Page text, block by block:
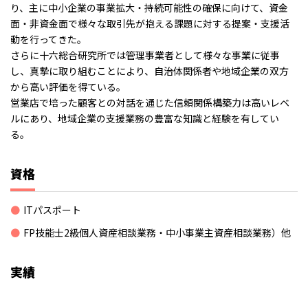
り、主に中小企業の事業拡大・持続可能性の確保に向けて、資金
面・非資金面で様々な取引先が抱える課題に対する提案・支援活
動を行ってきた。
さらに十六総合研究所では管理事業者として様々な事業に従事
し、真摯に取り組むことにより、自治体関係者や地域企業の双方
から高い評価を得ている。
営業店で培った顧客との対話を通じた信頼関係構築力は高いレベ
ルにあり、地域企業の支援業務の豊富な知識と経験を有してい
る。
資格
ITパスポート
FP技能士2級個人資産相談業務・中小事業主資産相談業務）他
実績